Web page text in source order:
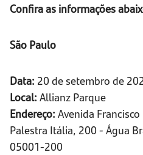
Confira as informações
São Paulo
Data: 20 de setembro de
Local: Allianz Parque
Endereço: Avenida
Palestra Itália, 200 - Água
05001-200